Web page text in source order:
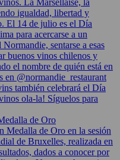
de Oro